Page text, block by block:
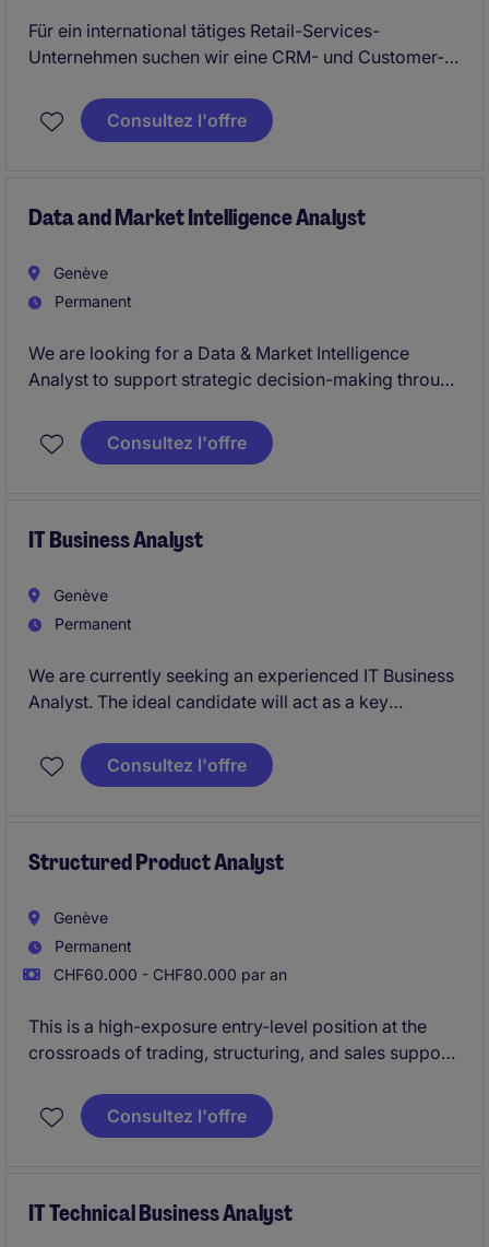
Für ein international tätiges Retail-Services-
Unternehmen suchen wir eine CRM- und Customer-
Fokus. Sie verantworten lokale CRM-Initiativen,
entwickeln Kundenjourneys weiter und steigern
Zusammenarbeit mit Sales, Retail und Customer
Consultez l'offre
Data and Market Intelligence Analyst
Genève
Permanent
We are looking for a Data & Market Intelligence
Analyst to support strategic decision-making through
and survey-based analytics. This role combines
market research, data analysis, dashboard
range of stakeholders.
Consultez l'offre
IT Business Analyst
Genève
Permanent
We are currently seeking an experienced IT Business
Analyst. The ideal candidate will act as a key
teams, ensuring that business needs are effectively
translated into high-quality technological solutions.
organizations, exposure to global environments, and
frameworks.
Consultez l'offre
Structured Product Analyst
Genève
Permanent
CHF60.000 - CHF80.000 par an
This is a high-exposure entry-level position at the
crossroads of trading, structuring, and sales support.
internship experience looking to build a strong
foundation in structured products within a dynamic
Consultez l'offre
IT Technical Business Analyst